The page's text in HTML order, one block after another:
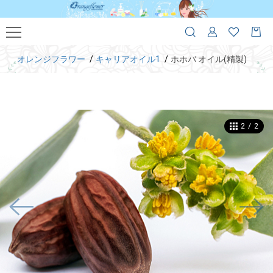
オレンジフラワー キャリアオイル1 ホホバ オイル(精製)
2 / 2